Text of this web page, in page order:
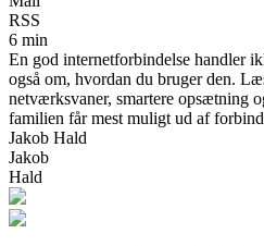
RSS
6 min
En god internetforbindelse handler
også om, hvordan du bruger den.
netværksvaner, smartere opsætning
familien får mest muligt ud af
Jakob Hald
Jakob
Hald